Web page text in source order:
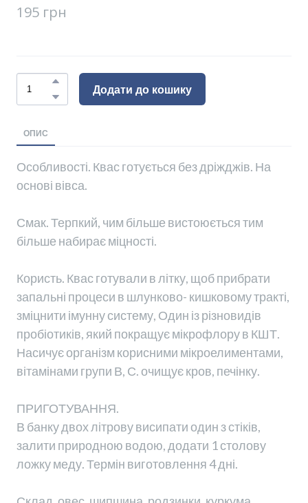
195 грн
Додати до кошику
ОПИС
Особливості. Квас готується без дріжджів. На
основі вівса.
Смак. Терпкий, чим більше вистоюється тим
більше набирає міцності.
Користь. Квас готували в літку, щоб прибрати
запальні процеси в шлунково- кишковому тракті,
зміцнити імунну систему, Один із різновидів
пробіотиків, який покращує мікрофлору в КШТ.
Насичує організм корисними мікроелиментами,
вітамінами групи В, С. очищує кров, печінку.
ПРИГОТУВАННЯ.
В банку двох літрову висипати один з стіків,
залити природною водою, додати 1 столову
ложку меду. Термін виготовлення 4 дні.